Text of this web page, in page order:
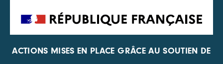
ACTIONS MISES EN PLACE GRÂCE AU SOUTIEN DE